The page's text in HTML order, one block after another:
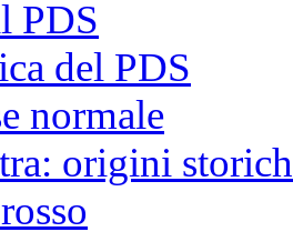
PDS
del PDS
normale
origini